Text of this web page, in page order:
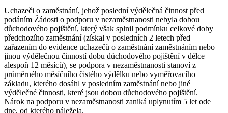
Uchazeči o zaměstnání, jehož poslední výdělečná činnost před
podáním Žádosti o podporu v nezaměstnanosti nebyla dobou
důchodového pojištění, který však splnil podmínku celkové doby
předchozího zaměstnání (získal v posledních 2 letech před
zařazením do evidence uchazečů o zaměstnání zaměstnáním nebo
jinou výdělečnou činností dobu důchodového pojištění v délce
alespoň 12 měsíců), se podpora v nezaměstnanosti stanoví z
průměrného měsíčního čistého výdělku nebo vyměřovacího
základu, kterého dosáhl v posledním zaměstnání nebo jiné
výdělečné činnosti, které jsou dobou důchodového pojištění.
Nárok na podporu v nezaměstnanosti zaniká uplynutím 5 let ode
dne, od kterého náležela.